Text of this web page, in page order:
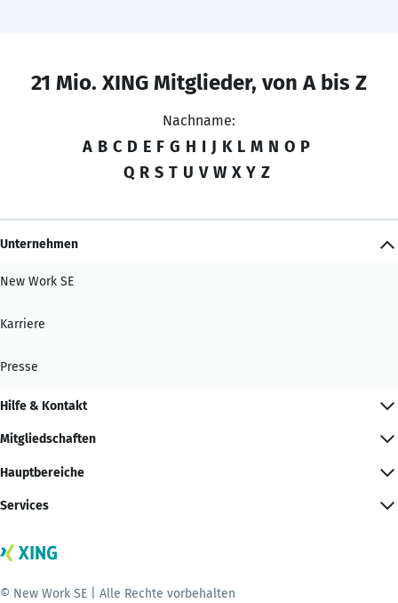
21 Mio. XING Mitglieder, von A bis Z
Nachname:
A B C D E F G H I J K L M N O P
Q R S T U V W X Y Z
Unternehmen
New Work SE
Karriere
Presse
Hilfe & Kontakt
Mitgliedschaften
Hauptbereiche
Services
© New Work SE | Alle Rechte vorbehalten